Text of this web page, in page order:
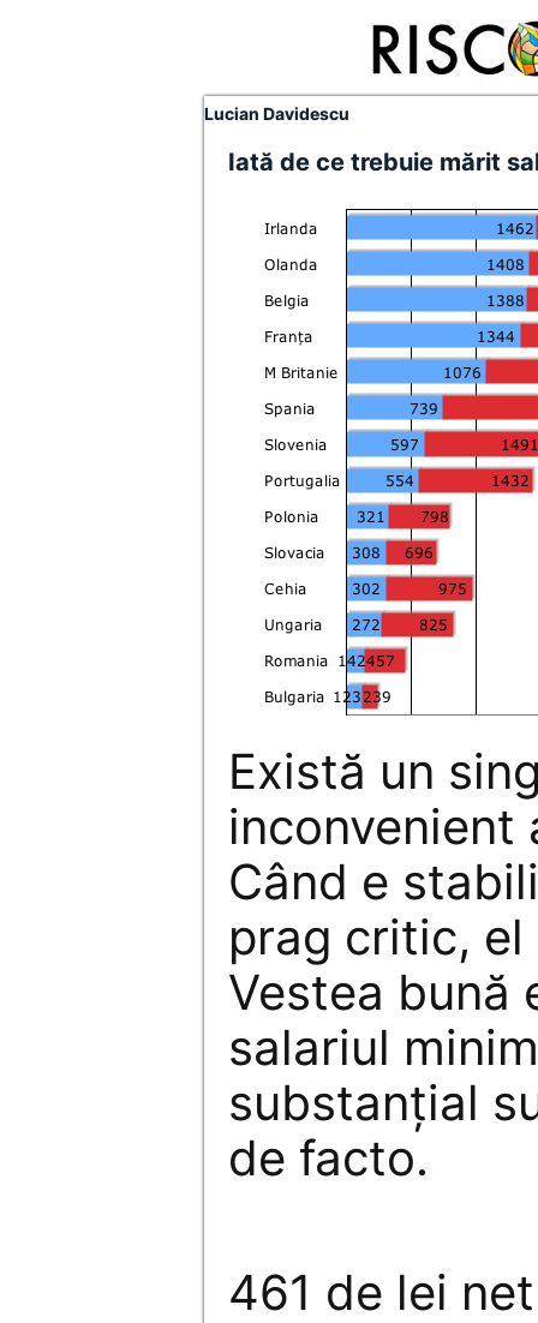
Lucian Davidescu
Iată de ce trebuie mărit
Există un
inconvenient
Când e
prag critic,
Vestea bună
salariul
substanţial
de facto.
461 de lei